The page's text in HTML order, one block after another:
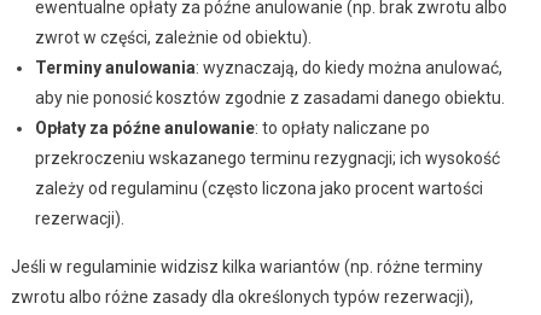
ewentualne opłaty za późne anulowanie (np. brak zwrotu albo
zwrot w części, zależnie od obiektu).
Terminy anulowania: wyznaczają, do kiedy można anulować,
aby nie ponosić kosztów zgodnie z zasadami danego obiektu.
Opłaty za późne anulowanie: to opłaty naliczane po
przekroczeniu wskazanego terminu rezygnacji; ich wysokość
zależy od regulaminu (często liczona jako procent wartości
rezerwacji).
Jeśli w regulaminie widzisz kilka wariantów (np. różne terminy
zwrotu albo różne zasady dla określonych typów rezerwacji),